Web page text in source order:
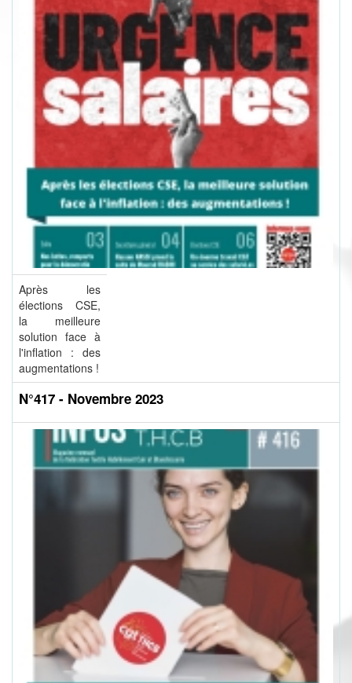
Après les
élections CSE,
la meilleure
solution face à
l'inflation : des
augmentations !
N°417 - Novembre 2023